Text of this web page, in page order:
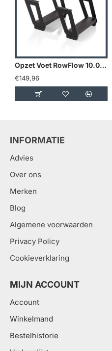
Opzet Voet RowFlow 10.0 / Aquon Water Flow PRO
€149,96
INFORMATIE
Advies
Over ons
Merken
Blog
Algemene voorwaarden
Privacy Policy
Cookieverklaring
MIJN ACCOUNT
Account
Winkelmand
Bestelhistorie